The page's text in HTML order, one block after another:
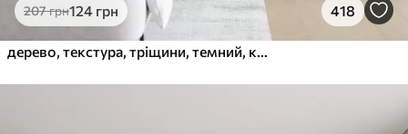
207грн124 грн 418